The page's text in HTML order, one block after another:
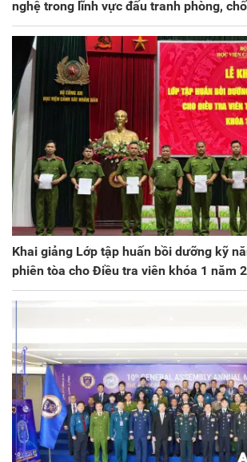
nghệ trong lĩnh vực đấu tranh phòng,
Khai giảng Lớp tập huấn bồi dưỡng kỹ
phiên tòa cho Điều tra viên khóa 1 năm